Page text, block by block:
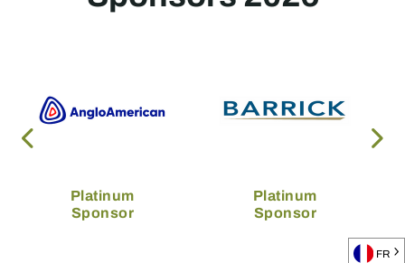
Platinum
Sponsor
Platinum
Sponsor
FR